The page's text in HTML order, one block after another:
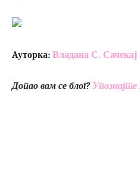
Aуторка: Владана С.
Допао вам се блог?